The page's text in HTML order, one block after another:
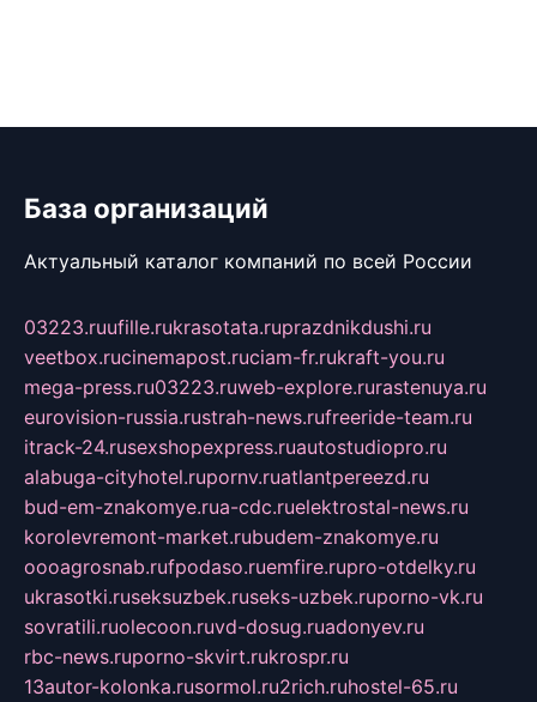
База организаций
Актуальный каталог компаний по всей России
03223.ruufille.rukrasotata.ruprazdnikdushi.ru
veetbox.rucinemapost.ruciam-fr.rukraft-you.ru
mega-press.ru03223.ruweb-explore.rurastenuya.ru
eurovision-russia.rustrah-news.rufreeride-team.ru
itrack-24.rusexshopexpress.ruautostudiopro.ru
alabuga-cityhotel.rupornv.ruatlantpereezd.ru
bud-em-znakomye.rua-cdc.ruelektrostal-news.ru
korolevremont-market.rubudem-znakomye.ru
oooagrosnab.rufpodaso.ruemfire.rupro-otdelky.ru
ukrasotki.ruseksuzbek.ruseks-uzbek.ruporno-vk.ru
sovratili.ruolecoon.ruvd-dosug.ruadonyev.ru
rbc-news.ruporno-skvirt.rukrospr.ru
13autor-kolonka.rusormol.ru2rich.ruhostel-65.ru